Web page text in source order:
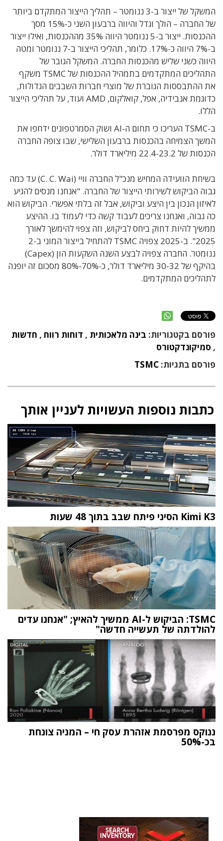
המשקל של ייצור ב-3 ננומטר – תהליך הייצור המתקדם ביותר
של החברה – הולך וגדל והיווה ברבעון השני כ-15% מסך
ההכנסות. ייצור ב-5 ננומטר היווה 35% מההכנסות, ואילו ייצור
ב-7% היווה כ-17%. כלומר, תהליכי הייצור ב-7 ננומטר ומטה
היווה כשני שליש מהכנסות החברה. המשקל הגובר של
התהליכים המתקדמים בתמהיל ההכנסות של TSMC משקף
את ההתבססות הגוברת של מוצרי חברות השבבים הגדולות,
כדוגמת אנבידיה, אפל, קואלקום, AMD ועוד, על תהליכי הייצור
הללו.
ב-TSMC העריכו כי תחום ה-AI ושוק הסמרטפונים ידחפו את
המשך הצמיחה בהכנסות ברבעון השלישי, שבו צופה החברה
הכנסות של 22.4-23.2 מיליארד דולר.
בשיחת הוועידה המחיש מנכ"ל החברה וויי (C. C. Wai) עד כמה
גבוה הביקוש לשירותי הייצור של החברה. "אנחנו מנסים להגיע
לאיזון הנכון בין היצע וביקוש, אבל זה בלתי אפשרי. הביקוש הוא
כה גבוה, ואנחנו צריכים לעבוד קשה כדי לעמוד בו. ההיצע
ממשיך להיות דחוק ביחס לביקוש, וזה צפוי להימשך לאורך
2025". ב-2025 צפויה TSMC להתחיל בייצור המוני ב-2
ננומטר. החברה צפויה לבצע השנה השקעות הון (Capex)
בהיקף של 30-32 מיליארד דולר, כ-70%-80% מסכום זה יופנה
לתהליכים המתקדמים.
פורסם בקטגוריות: בינה מלאכותית , דוחות רווח , חדשות
, סמיקונדקטורס
פורסם בתגיות: TSMC
כתבות נוספות העשויות לעניין אותך
Kimi K3 הסיני פיתח שבב בתוך 48 שעות
TSMC: הביקוש ל-AI ממשיך להאיץ; "אנחנו עדים
להולדתה של תעשייה חדשה"
ננוקס מפרסמת אזהרת עסק חי – המניה צונחת
בכ-50%